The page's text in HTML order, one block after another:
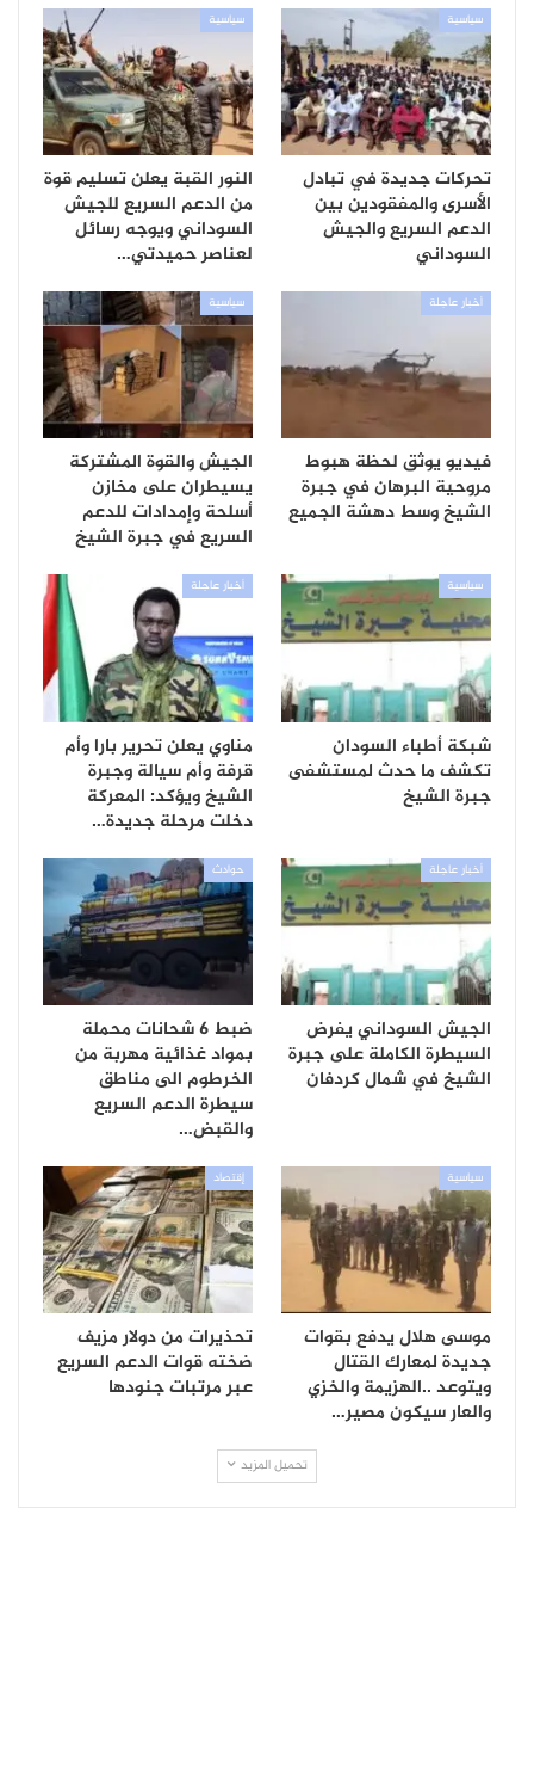
سياسية
تحركات جديدة في تبادل
الأسرى والمفقودين بين
الدعم السريع والجيش
السوداني
سياسية
النور القبة يعلن تسليم قوة
من الدعم السريع للجيش
السوداني ويوجه رسائل
لعناصر حميدتي…
أخبار عاجلة
فيديو يوثق لحظة هبوط
مروحية البرهان في جبرة
الشيخ وسط دهشة الجميع
سياسية
الجيش والقوة المشتركة
يسيطران على مخازن
أسلحة وإمدادات للدعم
السريع في جبرة الشيخ
سياسية
شبكة أطباء السودان
تكشف ما حدث لمستشفى
جبرة الشيخ
أخبار عاجلة
مناوي يعلن تحرير بارا وأم
قرفة وأم سيالة وجبرة
الشيخ ويؤكد: المعركة
دخلت مرحلة جديدة…
أخبار عاجلة
الجيش السوداني يفرض
السيطرة الكاملة على جبرة
الشيخ في شمال كردفان
حوادث
ضبط 6 شحانات محملة
بمواد غذائية مهربة من
الخرطوم الى مناطق
سيطرة الدعم السريع
والقبض…
سياسية
موسى هلال يدفع بقوات
جديدة لمعارك القتال
ويتوعد ..الهزيمة والخزي
والعار سيكون مصير…
إقتصاد
تحذيرات من دولار مزيف
ضخته قوات الدعم السريع
عبر مرتبات جنودها
تحميل المزيد